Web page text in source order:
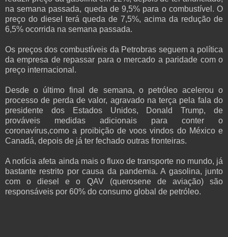
na semana passada, queda de 9,5% para o combustível. O
preço do diesel terá queda de 7,5%, acima da redução de
6,5% ocorrida na semana passada.
Os preços dos combustíveis da Petrobras seguem a política
da empresa de repassar para o mercado a paridade com o
preço internacional.
Desde o último final de semana, o petróleo acelerou o
processo de perda de valor, agravado na terça pela fala do
presidente dos Estados Unidos, Donald Trump, de
prováveis medidas adicionais para conter o
coronavírus,como a proibição de voos vindos do México e
Canadá, depois de já ter fechado outras fronteiras.
A notícia afeta ainda mais o fluxo de transporte no mundo, já
bastante restrito por causa da pandemia. A gasolina, junto
com o diesel e o QAV (querosene de aviação) são
responsáveis por 60% do consumo global de petróleo.